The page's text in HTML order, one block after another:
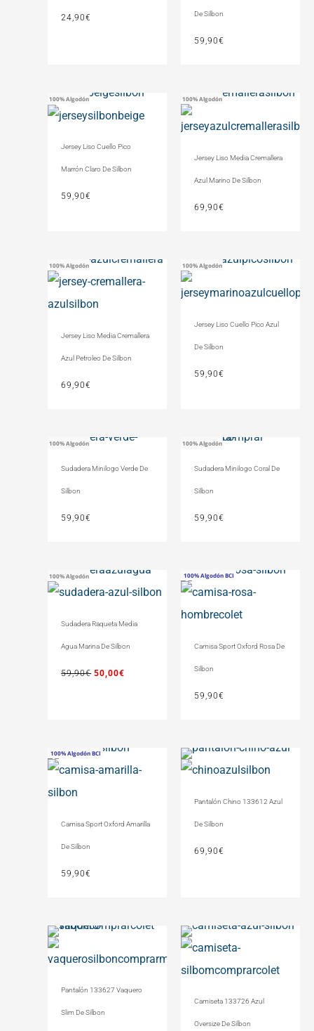
24,90€ De Silbon
59,90€
100% Algodón
Jersey Liso Cuello Pico
Marrón Claro De Silbon
59,90€
100% Algodón
Jersey Liso Media Cremallera
Azul Marino De Silbon
69,90€
100% Algodón
Jersey Liso Media Cremallera
Azul Petroleo De Silbon
69,90€
100% Algodón
Jersey Liso Cuello Pico Azul
De Silbon
59,90€
100% Algodón
Sudadera Minilogo Verde De
Silbon
59,90€
100% Algodón
Sudadera Minilogo Coral De
Silbon
59,90€
100% Algodón
Sudadera Raqueta Media
Agua Marina De Silbon
59,90€
precio
era:
59,90€.
50,00€
precio
es:
50,00€.
Moda Sostenible
100% Algodón BCI
Camisa Sport Oxford Rosa De
Silbon
59,90€
Moda Sostenible
100% Algodón BCI
Camisa Sport Oxford Amarilla
De Silbon
59,90€
Pantalón Chino 133612 Azul
De Silbon
69,90€
Pantalón 133627 Vaquero
Slim De Silbon
Camiseta 133726 Azul
Oversize De Silbon